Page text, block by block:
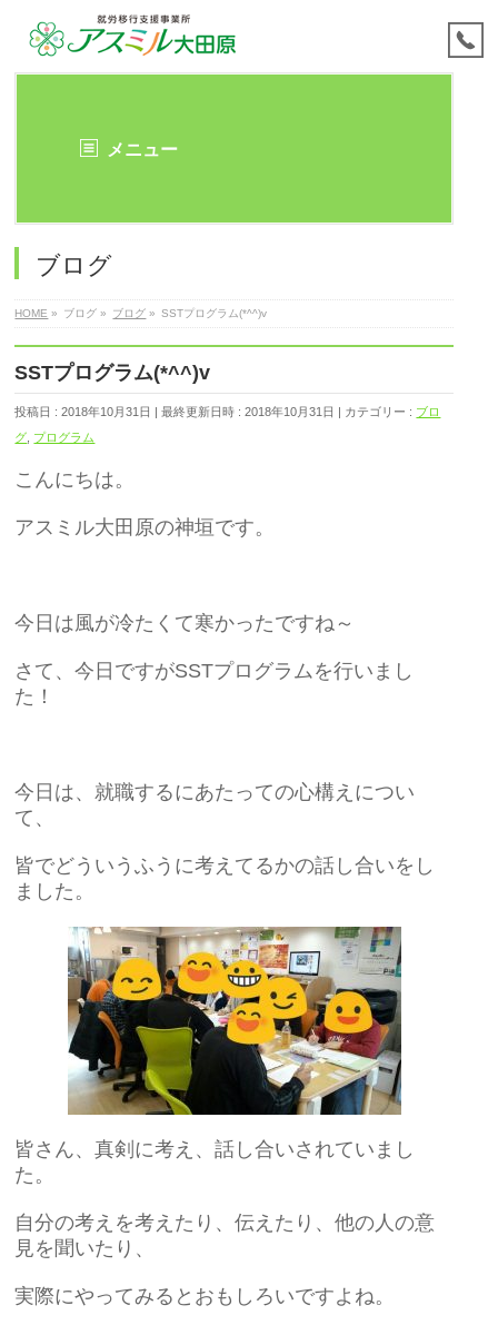
メニュー
ブログ
HOME » ブログ » ブログ » SSTプログラム(*^^)v
SSTプログラム(*^^)v
投稿日 : 2018年10月31日 最終更新日時 : 2018年10月31日 カテゴリー : ブロ
グ プログラム
こんにちは。
アスミル大田原の神垣です。
今日は風が冷たくて寒かったですね～
さて、今日ですがSSTプログラムを行いまし
た！
今日は、就職するにあたっての心構えについ
て、
皆でどういうふうに考えてるかの話し合いをし
ました。
皆さん、真剣に考え、話し合いされていまし
た。
自分の考えを考えたり、伝えたり、他の人の意
見を聞いたり、
実際にやってみるとおもしろいですよね。